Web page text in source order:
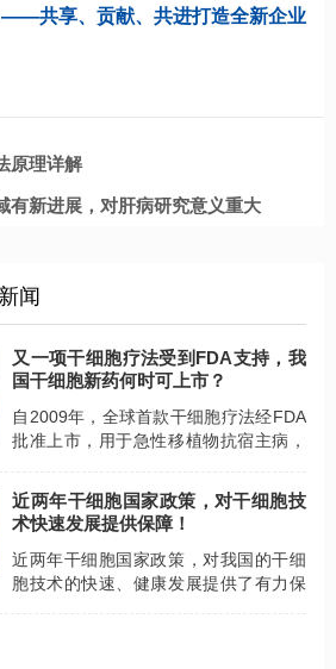
——共享、贡献、共进打造全新企业
原理详解
有新进展，对肝病研究意义重大
闻
又一项干细胞疗法受到FDA支持，我
国干细胞新药何时可上市？
自2009年，全球首款干细胞疗法经FDA
批准上市，用于急性移植物抗宿主病，
我国还未有一款干细胞新药上市。
近两年干细胞国家政策，对干细胞技
术快速发展提供保障！
近两年干细胞国家政策，对我国的干细
胞技术的快速、健康发展提供了有力保